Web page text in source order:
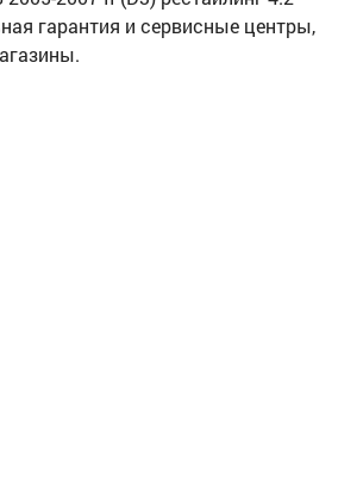
гарантия и сервисные центры,